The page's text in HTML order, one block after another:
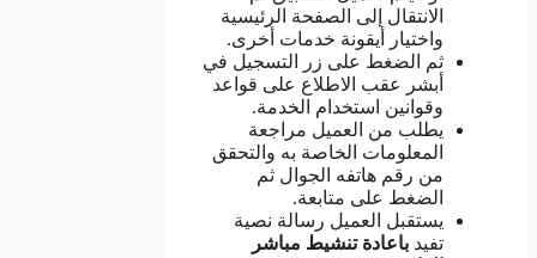
الانتقال إلى الصفحة الرئيسية
واختيار أيقونة خدمات أخرى.
ثم الضغط على زر التسجيل في
أبشر عقب الاطلاع على قواعد
وقوانين استخدام الخدمة.
يطلب من العميل مراجعة
المعلومات الخاصة به والتحقق
من رقم هاتفه الجوال ثم
الضغط على متابعة.
يستقبل العميل رسالة نصية
تفيد باعادة تنشيط مباشر